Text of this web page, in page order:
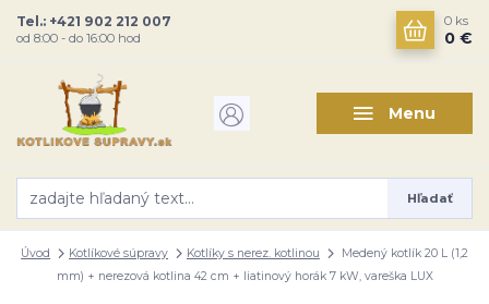
Menu
Hľadať
Tel.: +421 902 212 007
od 8:00 - do 16:00 hod
0 ks
0 €
Úvod Kotlíkové súpravy Kotlíky s nerez. kotlinou
Medený kotlík 20 L (1,2
mm) + nerezová kotlina 42 cm + liatinový horák 7 kW, vareška LUX